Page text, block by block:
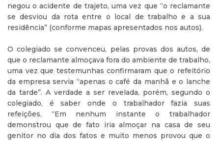
negou o acidente de trajeto, uma vez que “o reclamante
se desviou da rota entre o local de trabalho e a sua
residência” (conforme mapas apresentados nos autos).
O colegiado se convenceu, pelas provas dos autos, de
que o reclamante almoçava fora do ambiente de trabalho,
uma vez que testemunhas confirmaram que o refeitório
da empresa servia “apenas o café da manhã e o lanche
da tarde”. A verdade a ser revelada, porém, segundo o
colegiado, é saber onde o trabalhador fazia suas
refeições. “Em nenhum instante o trabalhador
demonstrou que de fato iria almoçar na casa de seu
genitor no dia dos fatos e muito menos provou que o